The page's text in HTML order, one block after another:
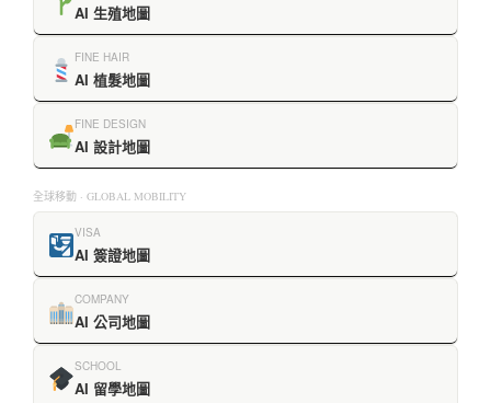
AI 生殖地圖
FINE HAIR
AI 植髮地圖
FINE DESIGN
AI 設計地圖
全球移動 · GLOBAL MOBILITY
VISA
AI 簽證地圖
COMPANY
AI 公司地圖
SCHOOL
AI 留學地圖